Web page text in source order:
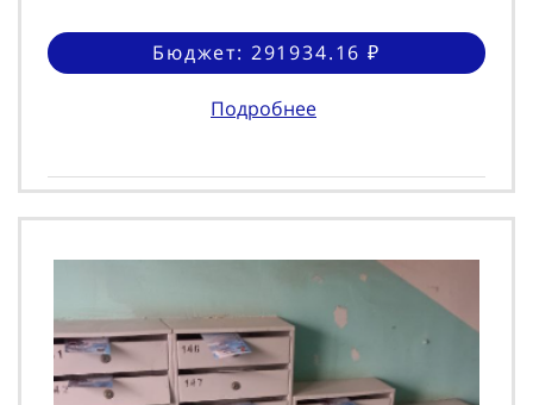
Бюджет: 291934.16 ₽
Подробнее